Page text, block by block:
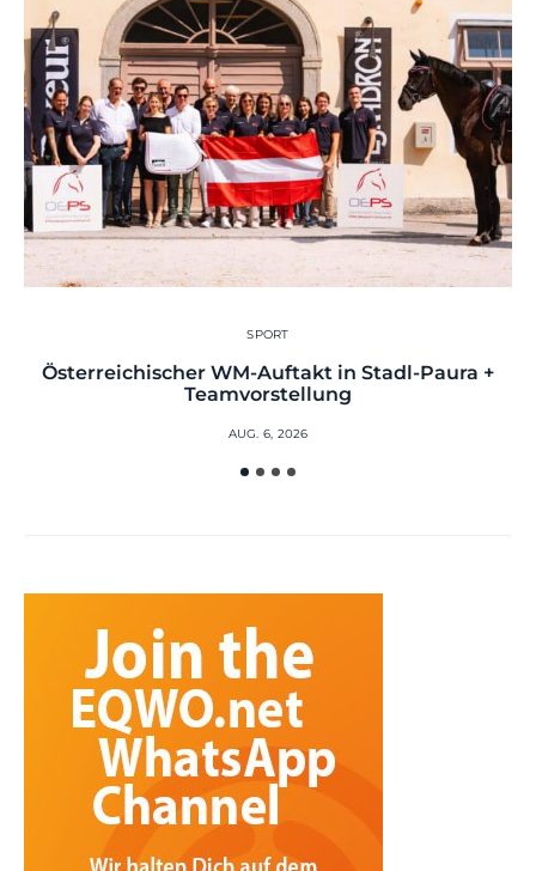
SPORT
Österreichischer WM-Auftakt in Stadl-Paura +
Teamvorstellung
AUG. 6, 2026